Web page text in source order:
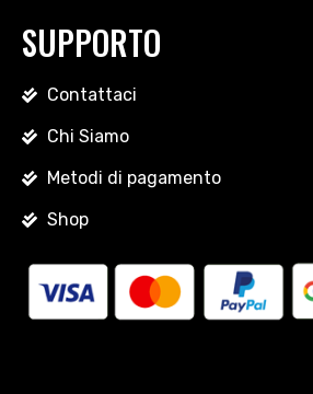
SUPPORTO
Contattaci
Chi Siamo
Metodi di pagamento
Shop